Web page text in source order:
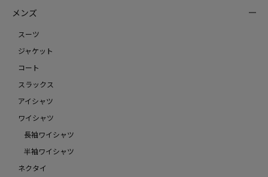
メンズ
スーツ
ジャケット
コート
スラックス
アイシャツ
ワイシャツ
長袖ワイシャツ
半袖ワイシャツ
ネクタイ